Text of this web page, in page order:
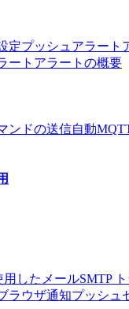
定プッシュアラート
ート アラートの概要
ンドの送信自動
用したメールSMTP
ラウザ通知プッシュ